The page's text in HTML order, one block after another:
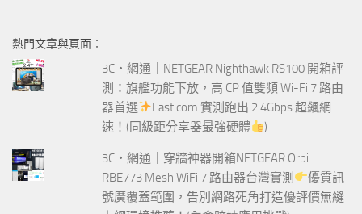
字:
熱門文章與頁面︰
3C‧網通｜NETGEAR Nighthawk RS100 開箱評
測：旗艦功能下放，高 CP 值雙頻 Wi-Fi 7 路由
器首選
Fast.com 實測跑出 2.4Gbps 超飆網
速！(同級距分享器最強硬體
)
3C‧網通｜穿牆神器開箱NETGEAR Orbi
RBE773 Mesh WiFi 7 路由器台灣實測
優質訊
號廣覆蓋範圍，告別網路死角打造優評價無縫